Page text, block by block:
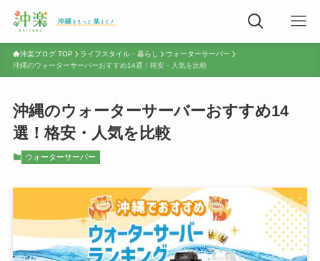
沖楽ブログ TOP ライフスタイル・暮らし
ウォーターサーバー
沖縄のウォーターサーバーおすすめ14選！格安・人気を比較
沖縄のウォーターサーバーおすすめ14
選！格安・人気を比較
ウォーターサーバー